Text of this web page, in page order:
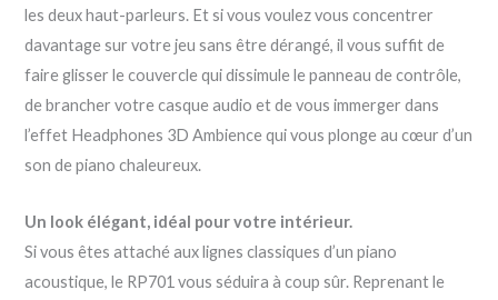
les deux haut-parleurs. Et si vous voulez vous concentrer
davantage sur votre jeu sans être dérangé, il vous suffit de
faire glisser le couvercle qui dissimule le panneau de contrôle,
de brancher votre casque audio et de vous immerger dans
l’effet Headphones 3D Ambience qui vous plonge au cœur d’un
son de piano chaleureux.
Un look élégant, idéal pour votre intérieur.
Si vous êtes attaché aux lignes classiques d’un piano
acoustique, le RP701 vous séduira à coup sûr. Reprenant le